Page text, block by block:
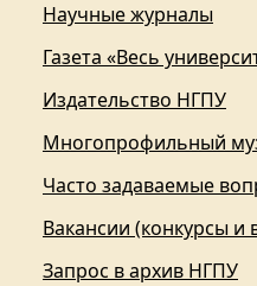
Научные журналы
Газета «Весь
Издательство НГПУ
Многопрофильный
Часто задаваемые
Вакансии (конкурсы
Запрос в архив НГПУ